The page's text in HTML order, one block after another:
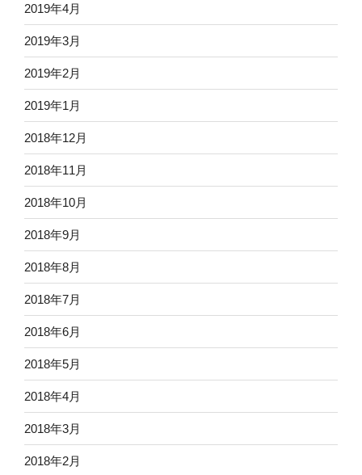
2019年4月
2019年3月
2019年2月
2019年1月
2018年12月
2018年11月
2018年10月
2018年9月
2018年8月
2018年7月
2018年6月
2018年5月
2018年4月
2018年3月
2018年2月